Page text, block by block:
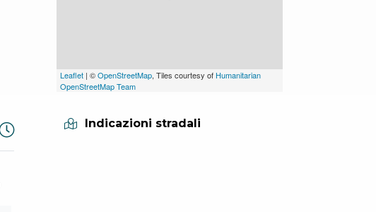
Leaflet | ©OpenStreetMap, Tiles courtesy of Humanitarian
OpenStreetMap Team
Indicazioni stradali